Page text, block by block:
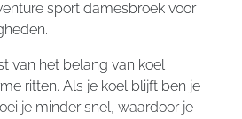
sport damesbroek voor
van het belang van koel
ritten. Als je koel blijft ben je
je minder snel, waardoor je